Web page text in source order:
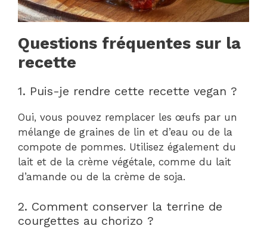
Questions fréquentes sur la
recette
1. Puis-je rendre cette recette vegan ?
Oui, vous pouvez remplacer les œufs par un
mélange de graines de lin et d’eau ou de la
compote de pommes. Utilisez également du
lait et de la crème végétale, comme du lait
d’amande ou de la crème de soja.
2. Comment conserver la terrine de
courgettes au chorizo ?